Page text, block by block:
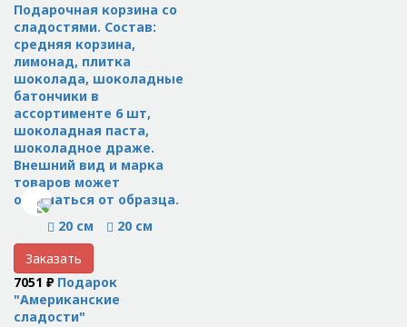
Подарочная корзина со
сладостями. Состав:
средняя корзина,
лимонад, плитка
шоколада, шоколадные
батончики в
ассортименте 6 шт,
шоколадная паста,
шоколадное драже.
Внешний вид и марка
товаров может
отличаться от образца.
20 см
20 см
Заказать
7051 ₽ Подарок
"Американские
сладости"